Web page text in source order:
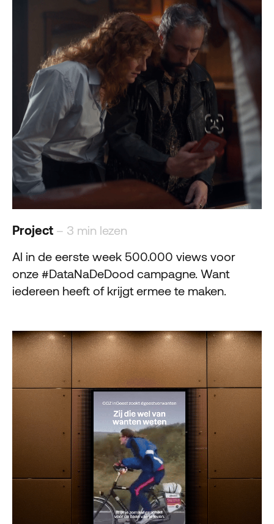
Project – 3 min lezen
Al in de eerste week 500.000 views voor
onze #DataNaDeDood campagne. Want
iedereen heeft of krijgt ermee te maken.